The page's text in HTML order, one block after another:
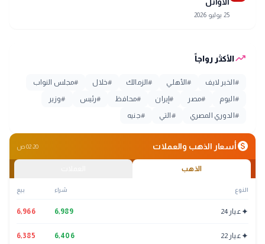
25 يوليو 2026
trending_upالأكثر رواجاً
# الخبر لايف #الأهلي #الزمالك #خلال #مجلس النواب
# اليوم #مصر #إيران #محافظ #رئيس #وزير
# الدوري المصري # التي #جنيه
monetization_onأسعار الذهب والعملات 02:20 ص
الذهب
النوع شراء بيع
✦عيار 24 6,989
6,966
✦عيار 22 6,406
6,385